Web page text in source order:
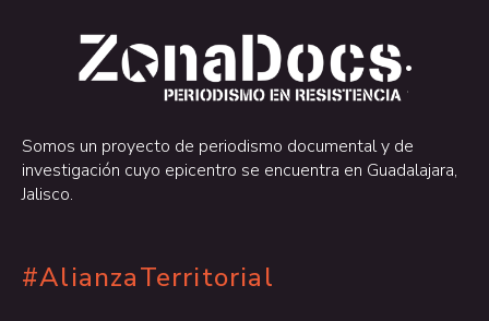
.
.
Somos un proyecto de periodismo documental y de
investigación cuyo epicentro se encuentra en Guadalajara,
Jalisco.
#AlianzaTerritorial